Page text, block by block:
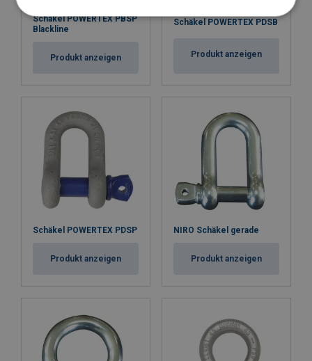
Schäkel POWERTEX PBSP
Blackline
Produkt anzeigen
Schäkel POWERTEX PDSB
Produkt anzeigen
Schäkel POWERTEX PDSP
Produkt anzeigen
NIRO Schäkel gerade
Produkt anzeigen